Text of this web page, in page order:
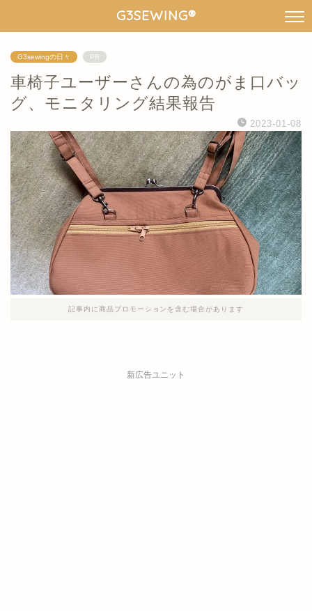
G3SEWING®︎
G3sewingの日々 PR
車椅子ユーザーさんの為のがま口バッ
グ、モニタリング結果報告
2023-01-08
記事内に商品プロモーションを含む場合があります
新広告ユニット